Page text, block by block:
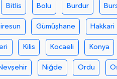
Bitlis Bolu Burdur
Gümüşhane Hakkari
Kilis Kocaeli Konya
Niğde Ordu